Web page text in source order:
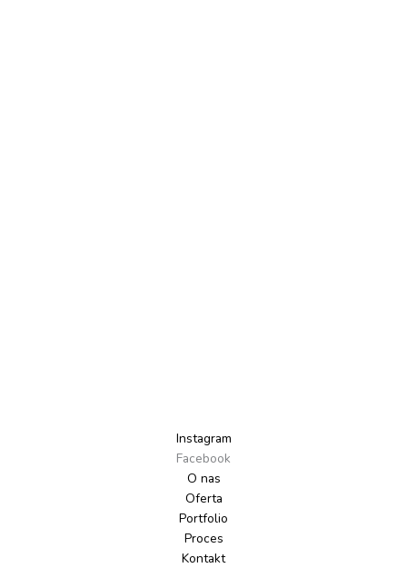
Instagram
Facebook
O nas
Oferta
Portfolio
Proces
Kontakt